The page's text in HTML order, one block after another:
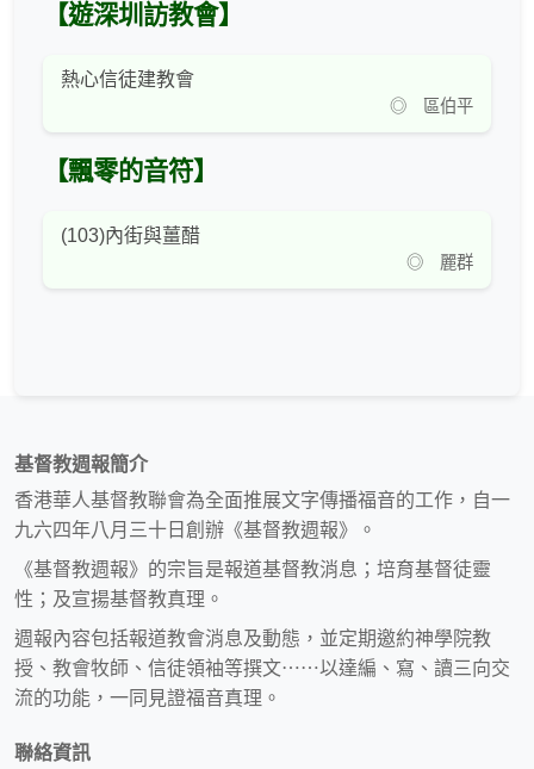
【遊深圳訪教會】
熱心信徒建教會
◎ 區伯平
【飄零的音符】
(103)內街與薑醋
◎ 麗群
基督教週報簡介
香港華人基督教聯會為全面推展文字傳播福音的工作，自一
九六四年八月三十日創辦《基督教週報》。
《基督教週報》的宗旨是報道基督教消息；培育基督徒靈
性；及宣揚基督教真理。
週報內容包括報道教會消息及動態，並定期邀約神學院教
授、教會牧師、信徒領袖等撰文⋯⋯以達編、寫、讀三向交
流的功能，一同見證福音真理。
聯絡資訊